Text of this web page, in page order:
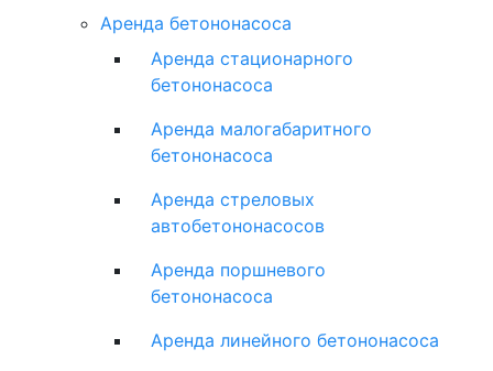
Аренда бетононасоса
Аренда стационарного
бетононасоса
Аренда малогабаритного
бетононасоса
Аренда стреловых
автобетононасосов
Аренда поршневого
бетононасоса
Аренда линейного бетононасоса